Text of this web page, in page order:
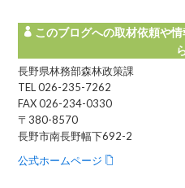
このブログへの取材依頼や
長野県林務部森林政策課
TEL 026-235-7262
FAX 026-234-0330
〒380-8570
長野市南長野幅下692-2
公式ホームページ